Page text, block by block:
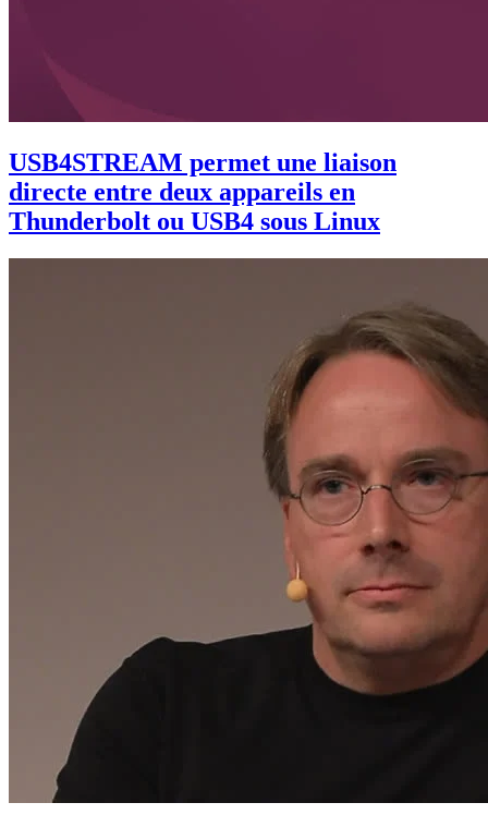
USB4STREAM permet une liaison
directe entre deux appareils en
Thunderbolt ou USB4 sous Linux